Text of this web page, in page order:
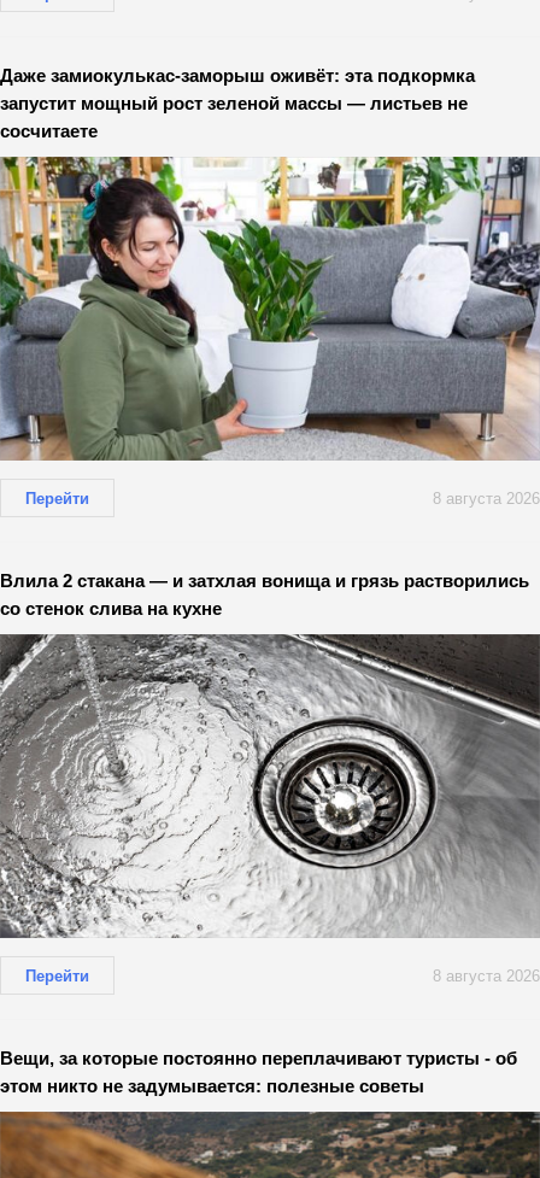
Даже замиокулькас-заморыш оживёт: эта подкормка
запустит мощный рост зеленой массы — листьев не
сосчитаете
Перейти 8 августа 2026
Влила 2 стакана — и затхлая вонища и грязь растворились
со стенок слива на кухне
Перейти 8 августа 2026
Вещи, за которые постоянно переплачивают туристы - об
этом никто не задумывается: полезные советы